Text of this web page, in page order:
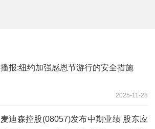
播报:纽约加强感恩节游行的安全措施
2025-11-28
麦迪森控股(08057)发布中期业绩 股东应